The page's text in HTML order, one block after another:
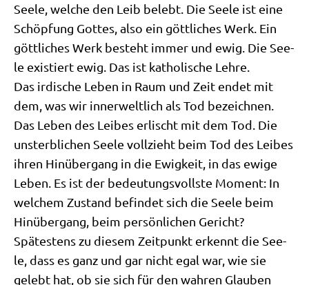
See­le, wel­che den Leib belebt. Die See­le ist eine
Schöp­fung Got­tes, also ein gött­li­ches Werk. Ein
gött­li­ches Werk besteht immer und ewig. Die See­
le exi­stiert ewig. Das ist katho­li­sche Lehre.
Das irdi­sche Leben in Raum und Zeit endet mit
dem, was wir inner­welt­lich als Tod bezeich­nen.
Das Leben des Lei­bes erlischt mit dem Tod. Die
unsterb­li­chen See­le voll­zieht beim Tod des Lei­bes
ihren Hin­über­gang in die Ewig­keit, in das ewi­ge
Leben. Es ist der bedeu­tungs­voll­ste Moment: In
wel­chem Zustand befin­det sich die See­le beim
Hin­über­gang, beim per­sön­li­chen Gericht?
Spä­te­stens zu die­sem Zeit­punkt erkennt die See­
le, dass es ganz und gar nicht egal war, wie sie
gelebt hat, ob sie sich für den wah­ren Glau­ben